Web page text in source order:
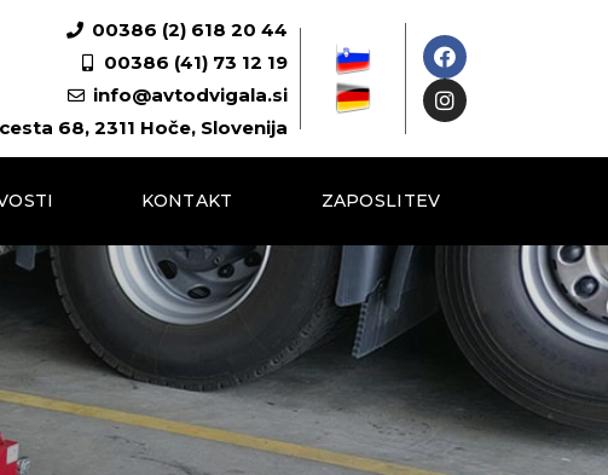
00386 (2) 618 20 44
00386 (41) 73 12 19
info@avtodvigala.si
68, 2311 Hoče, Slovenija
KONTAKT ZAPOSLITEV